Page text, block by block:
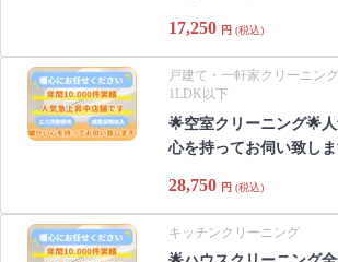
17,250 円 (税込)
戸建て・一軒家クリーニング
1LDK以下
🌟空室クリーニング🌟
心を持ってお伺い致しま
28,750 円 (税込)
キッチンクリーニング